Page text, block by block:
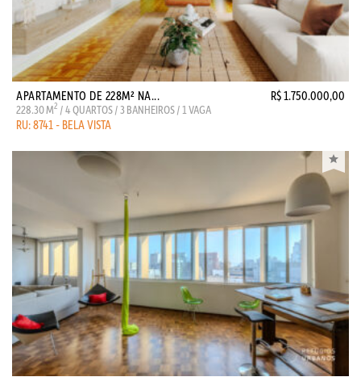
APARTAMENTO DE 228M² NA... R$ 1.750.000,00
228.30 M2 / 4 QUARTOS / 3 BANHEIROS / 1 VAGA
RU: 8741 - BELA VISTA